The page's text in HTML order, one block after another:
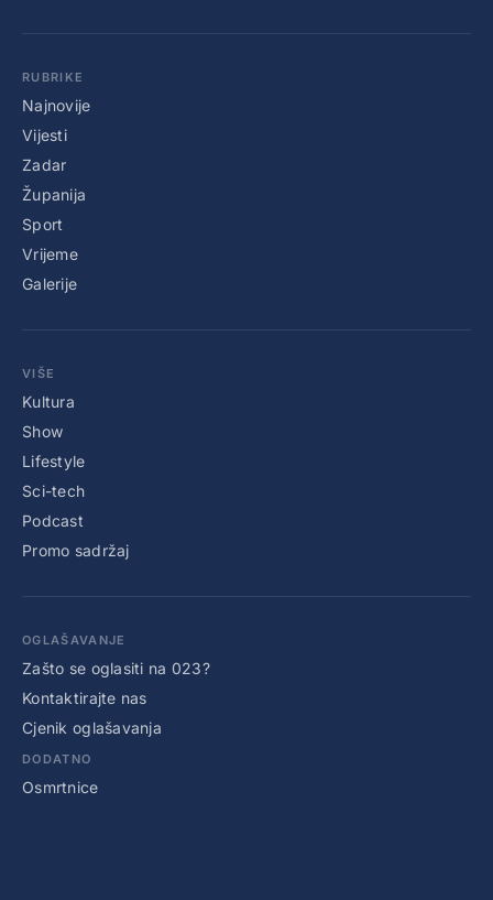
RUBRIKE
Najnovije
Vijesti
Zadar
Županija
Sport
Vrijeme
Galerije
VIŠE
Kultura
Show
Lifestyle
Sci-tech
Podcast
Promo sadržaj
OGLAŠAVANJE
Zašto se oglasiti na 023?
Kontaktirajte nas
Cjenik oglašavanja
DODATNO
Osmrtnice